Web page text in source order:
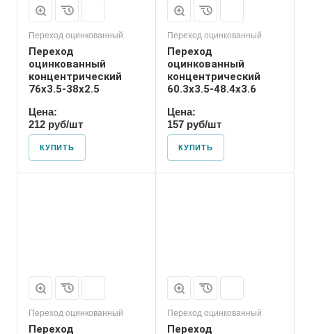
Переход оцинкованный
Переход
оцинкованный
концентрический
76х3.5-38х2.5
Цена:
212 руб/шт
КУПИТЬ
Переход оцинкованный
Переход
оцинкованный
концентрический
60.3х3.5-48.4х3.6
Цена:
157 руб/шт
КУПИТЬ
Переход оцинкованный
Переход
Переход оцинкованный
Переход